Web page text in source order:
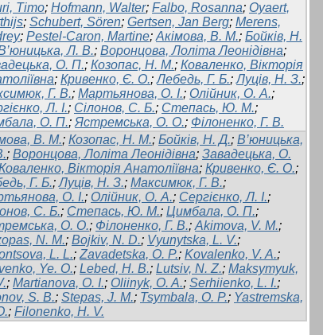
Timo; Hofmann, Walter; Falbo, Rosanna; Oyaert,
; Schubert, Sören; Gertsen, Jan Berg; Merens,
; Pestel-Caron, Martine; Акімова, В. М.; Бойків, Н.
Л. В.; Воронцова, Лоліта Леонідівна;
О. П.; Козопас, Н. М.; Коваленко, Вікторія
; Кривенко, Є. О.;Лебедь, Г. Б.;Луців, Н. З.;
Г. В.; Мартьянова, О. І.; Олійник, О. А.;
Л. І.; Сілонов, С. Б.; Степась, Ю. М.;
О. П.; Ястремська, О. О.; Філоненко, Г. В.
В. М.; Козопас, Н. М.; Бойків, Н. Д.; В’юницька,
; Воронцова, Лоліта Леонідівна; Завадецька, О.
Вікторія Анатоліївна; Кривенко, Є. О.;
Г. Б.;Луців, Н. З.; Максимюк, Г. В.;
О. І.; Олійник, О. А.; Сергієнко, Л. І.;
С. Б.; Степась, Ю. М.; Цимбала, О. П.;
О. О.; Філоненко, Г. В.; Akimova, V. M.;
N. M.; Bojkiv, N. D.; Vyunytska, L. V.;
L. L.; Zavadetska, O. P.; Kovalenko, V. A.;
Ye. O.; Lebed, H. B.; Lutsiv, N. Z.; Maksymyuk,
; Martianova, O. I.; Oliinyk, O. A.; Serhiienko, L. I.;
S. B.; Stepas, J. M.; Tsymbala, O. P.; Yastremska,
; Filonenko, H. V.